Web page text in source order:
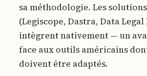
sa méthodologie. Les
(Legiscope, Dastra, Data
intègrent nativement — un
face aux outils américains
doivent être adaptés.